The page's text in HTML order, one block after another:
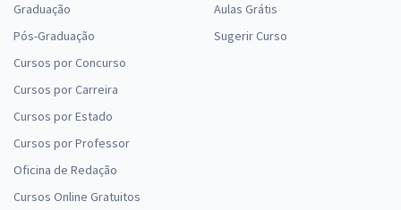
Graduação
Pós-Graduação
Cursos por Concurso
Cursos por Carreira
Cursos por Estado
Cursos por Professor
Oficina de Redação
Cursos Online Gratuitos
Aulas Grátis
Sugerir Curso